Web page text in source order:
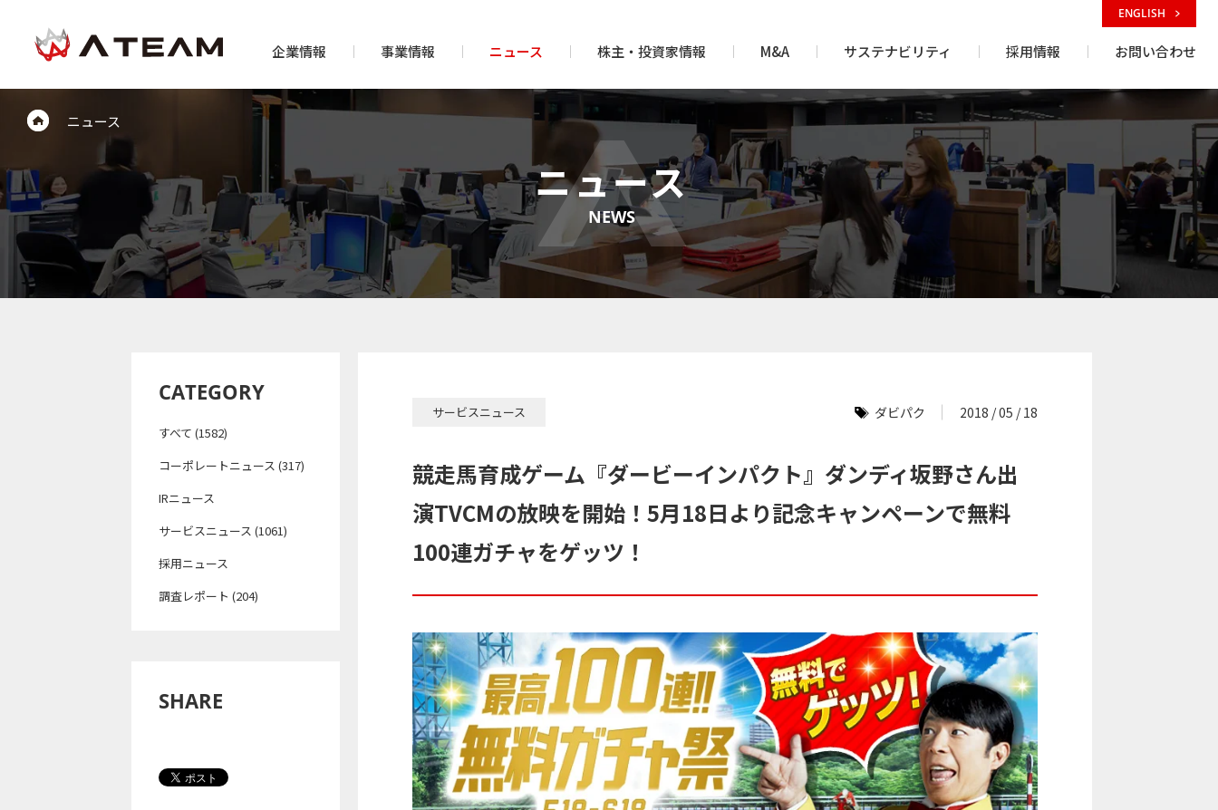
企業情報 事業情報 ニュース 株主・投資家情報 M&A サステナビリティ 採用情報 お問い合わせ
ENGLISH
ニュース
ニュース
NEWS
CATEGORY
すべて (1582)
コーポレートニュース (317)
IRニュース
サービスニュース (1061)
採用ニュース
調査レポート (204)
SHARE
サービスニュース ダビパク 2018 / 05 / 18
競走馬育成ゲーム『ダービーインパクト』ダンディ坂野さん出
演TVCMの放映を開始！5月18日より記念キャンペーンで無料
100連ガチャをゲッツ！